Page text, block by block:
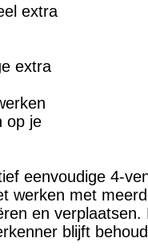
extra
extra
op je
eenvoudige 4-
werken met
en
blijft